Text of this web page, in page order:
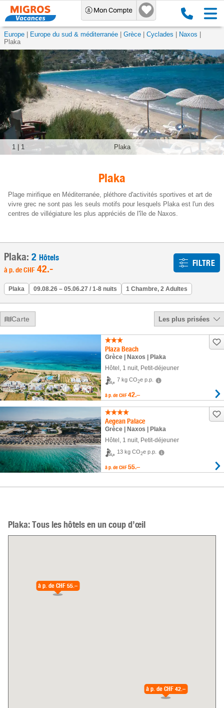
Europe Europe du sud & méditerranée Grèce Cyclades
Naxos
Plaka
Plaka
1 1
Plaka
Plage mirifique en Méditerranée, pléthore d'activités sportives et art de
vivre grec ne sont pas les seuls motifs pour lesquels Plaka est l'un des
centres de villégiature les plus appréciés de l'île de Naxos.
Plaka: 2 Hôtels
à p. deCHF 42.- FILTRE
Plaka 09.08.26 – 05.06.27 / 1-8 nuits 1 Chambre, 2 Adultes
Carte Les plus prisées
Plaza Beach
Grèce | Naxos | Plaka
Hôtel , 1 nuit, Petit-déjeuner
7 kg CO2e p.p.
à p. de CHF 42.–
Aegean Palace
Grèce | Naxos | Plaka
Hôtel 1 nuit, Petit-déjeuner
13 kg CO2e p.p.
à p. de CHF 55.–
Plaka: Tous les hôtels en un coup d’œil
à p. de CHF 42.–
à p. de CHF 55.–